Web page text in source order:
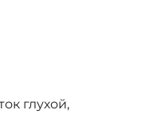
глухой,